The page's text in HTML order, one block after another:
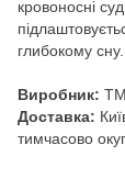
кровоносні
глибокому сну.
Виробник: ТМ
Доставка:
тимчасово